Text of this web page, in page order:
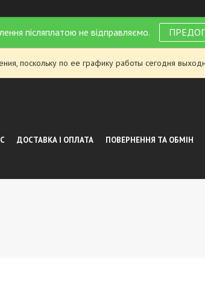
післяплатою не відправляємо.
поскольку по ее графику работы сегодня
ДОСТАВКА І ОПЛАТА ПОВЕРНЕННЯ ТА ОБМІН